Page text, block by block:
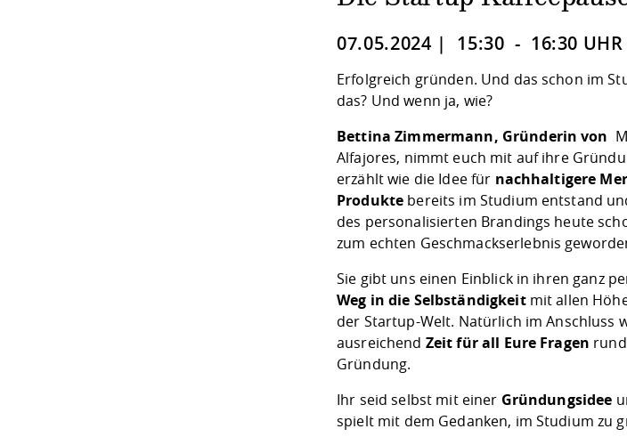
07.05.2024 | 15:30 - 16:30 UHR
Erfolgreich gründen. Und das schon im
das? Und wenn ja, wie?
Bettina Zimmermann, Gründerin von
Alfajores, nimmt euch mit auf ihre
erzählt wie die Idee für nachhaltigere
Produkte bereits im Studium entstand
des personalisierten Brandings heute
zum echten Geschmackserlebnis
Sie gibt uns einen Einblick in ihren ganz
Weg in die Selbständigkeitmit allen
der Startup-Welt. Natürlich im Anschluss
ausreichend Zeit für all Eure Fragen
Gründung.
Ihr seid selbst mit einer Gründungsidee
spielt mit dem Gedanken, im Studium zu